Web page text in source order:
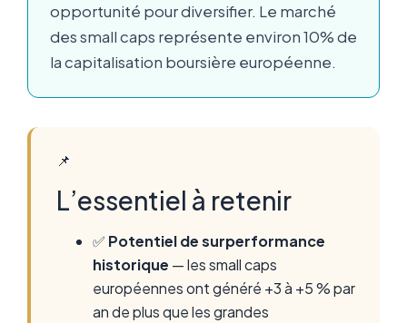
opportunité pour diversifier. Le marché
des small caps représente environ 10% de
la capitalisation boursière européenne.
📌
L’essentiel à retenir
✅ Potentiel de surperformance
historique — les small caps
européennes ont généré +3 à +5 % par
an de plus que les grandes